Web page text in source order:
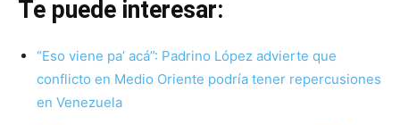
Te puede interesar:
“Eso viene pa’ acá”: Padrino López advierte que
conflicto en Medio Oriente podría tener repercusiones
en Venezuela